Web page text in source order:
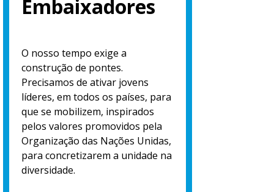
Embaixadores
O nosso tempo exige a
construção de pontes.
Precisamos de ativar jovens
líderes, em todos os países, para
que se mobilizem, inspirados
pelos valores promovidos pela
Organização das Nações Unidas,
para concretizarem a unidade na
diversidade.